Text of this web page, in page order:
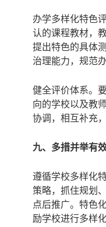
办学多样化特色
认的课程教材，
提出特色的具体
治理能力，规范
健全评价体系。
向的学校以及教
协调，相互补充
九、多措并举有
遵循学校多样化
策略，抓住规划
点后推广。特色
励学校进行多样